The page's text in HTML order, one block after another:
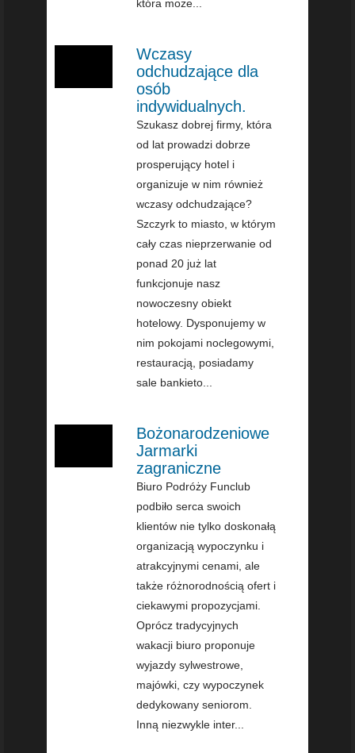
która może...
Wczasy
odchudzające dla
osób
indywidualnych.
Szukasz dobrej firmy, która
od lat prowadzi dobrze
prosperujący hotel i
organizuje w nim również
wczasy odchudzające?
Szczyrk to miasto, w którym
cały czas nieprzerwanie od
ponad 20 już lat
funkcjonuje nasz
nowoczesny obiekt
hotelowy. Dysponujemy w
nim pokojami noclegowymi,
restauracją, posiadamy
sale bankieto...
Bożonarodzeniowe
Jarmarki
zagraniczne
Biuro Podróży Funclub
podbiło serca swoich
klientów nie tylko doskonałą
organizacją wypoczynku i
atrakcyjnymi cenami, ale
także różnorodnością ofert i
ciekawymi propozycjami.
Oprócz tradycyjnych
wakacji biuro proponuje
wyjazdy sylwestrowe,
majówki, czy wypoczynek
dedykowany seniorom.
Inną niezwykle inter...